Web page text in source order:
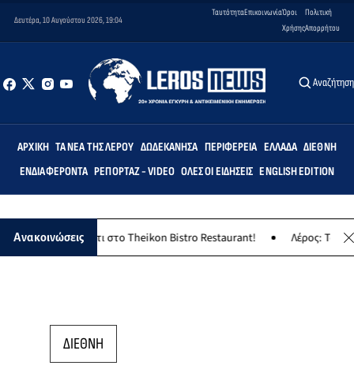
Δευτέρα, 10 Αυγούστου 2026, 19:04
ΤαυτότηταΕπικοινωνίαΌροι
Χρήσης
Πολιτική
Απορρήτου
Αναζήτηση
ΑΡΧΙΚΉ ΤΑ ΝΈΑ ΤΗΣ ΛΈΡΟΥ ΔΩΔΕΚΆΝΗΣΑ ΠΕΡΙΦΈΡΕΙΑ ΕΛΛΆΔΑ ΔΙΕΘΝΉ
ΕΝΔΙΑΦΈΡΟΝΤΑ ΡΕΠΟΡΤΆΖ - VIDEO ΌΛΕΣ ΟΙ ΕΙΔΉΣΕΙΣ ENGLISH EDITION
Ανακοινώσειςγλέντι στο Theikon Bistro Restaurant! Λέρος: Το
ΔΙΕΘΝΗ